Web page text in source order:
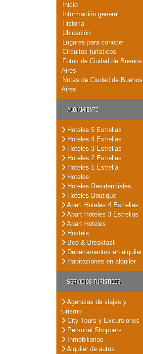
Inicio
Información general
Historia
Ubicación
Lugares para conocer
Circuitos turísticos
Fotos de Ciudad de Buenos
Aires
Notas de Ciudad de Buenos
Aires
ALOJAMIENTO
Hoteles 5 Estrellas
Hoteles 4 Estrellas
Hoteles 3 Estrellas
Hoteles 2 Estrellas
Hoteles 1 Estrella
Hoteles
Hoteles Residenciales
Hoteles Boutique
Apart Hoteles 4 Estrellas
Apart Hoteles 3 Estrellas
Apart Hoteles
Hostels
Bed & Breakfast
Departamentos en alquiler
Habitaciones en alquiler
SERVICIOS TURÍSTICOS
Agencias de viajes y
turismo
City Tours y Excursiones
Personal Shoppers
Inmobiliarias
Alquiler de autos